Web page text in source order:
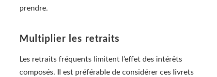
prendre.
Multiplier les retraits
Les retraits fréquents limitent l’effet des intérêts
composés. Il est préférable de considérer ces livrets